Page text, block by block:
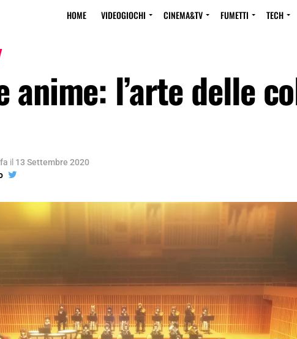
HOME VIDEOGIOCHI CINEMA&TV FUMETTI TECH
anime: l’arte delle
il 13 Settembre 2020